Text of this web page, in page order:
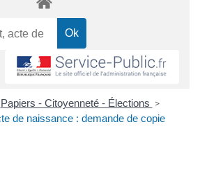
Papiers - Citoyenneté - Élections >
de naissance : demande de copie